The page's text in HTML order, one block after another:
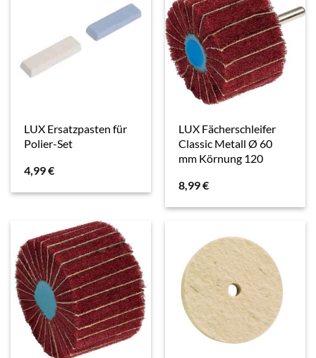
LUX Ersatzpasten für
Polier-Set
4,99€
LUX Fächerschleifer
Classic Metall Ø 60
mm Körnung 120
8,99€